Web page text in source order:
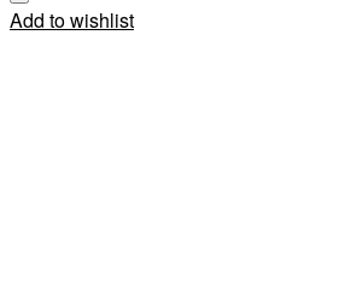
Add to wishlist